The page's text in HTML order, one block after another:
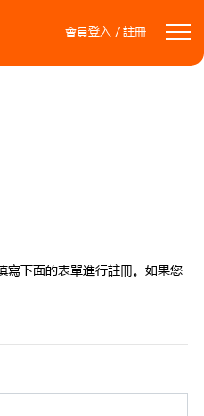
會員登入／註冊
寫下面的表單進行註冊。如果您